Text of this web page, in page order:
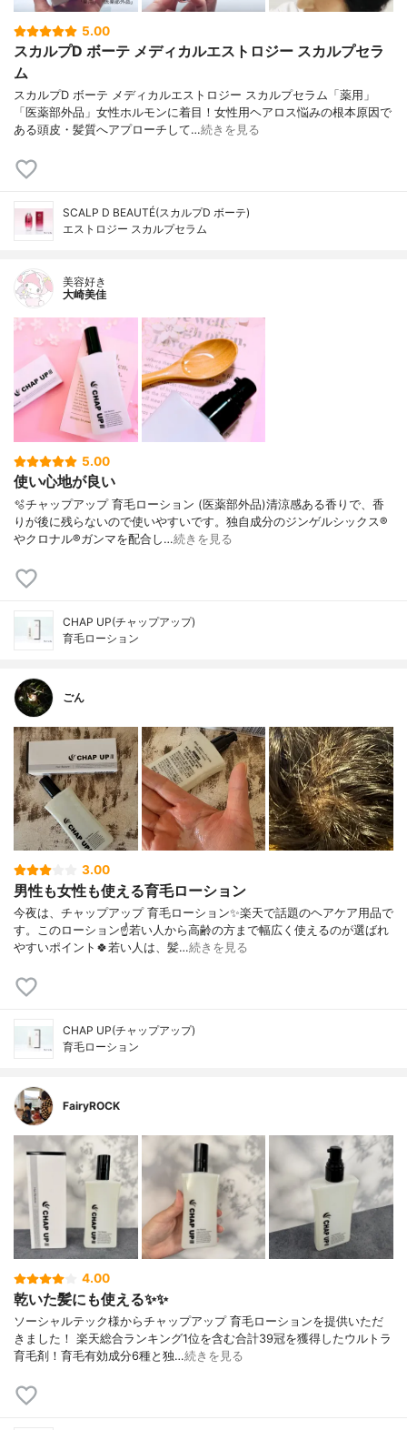
5.00
スカルプD ボーテ メディカルエストロジー スカルプセラ
ム
スカルプD ボーテ メディカルエストロジー スカルプセラム「薬用」
「医薬部外品」女性ホルモンに着目！女性用ヘアロス悩みの根本原因で
ある頭皮・髪質へアプローチして…続きを見る
SCALP D BEAUTÉ(スカルプD ボーテ)
エストロジー スカルプセラム
美容好き
大崎美佳
5.00
使い心地が良い
🫧チャップアップ 育毛ローション (医薬部外品)清涼感ある香りで、香
りが後に残らないので使いやすいです。独自成分のジンゲルシックス®
やクロナル®ガンマを配合し…続きを見る
CHAP UP(チャップアップ)
育毛ローション
ごん
3.00
男性も女性も使える育毛ローション
今夜は、チャップアップ 育毛ローション✨楽天で話題のヘアケア用品で
す。このローション☝️若い人から高齢の方まで幅広く使えるのが選ばれ
やすいポイント🍀若い人は、髪…続きを見る
CHAP UP(チャップアップ)
育毛ローション
FairyROCK
4.00
乾いた髪にも使える✨✨
ソーシャルテック様からチャップアップ 育毛ローションを提供いただ
きました！ 楽天総合ランキング1位を含む合計39冠を獲得したウルトラ
育毛剤！育毛有効成分6種と独…続きを見る